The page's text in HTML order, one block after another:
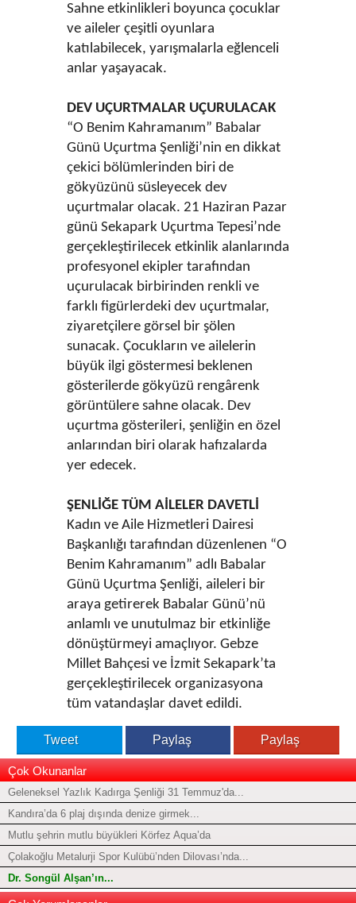
Sahne etkinlikleri boyunca çocuklar
ve aileler çeşitli oyunlara
katılabilecek, yarışmalarla eğlenceli
anlar yaşayacak.
DEV UÇURTMALAR UÇURULACAK
“O Benim Kahramanım” Babalar
Günü Uçurtma Şenliği’nin en dikkat
çekici bölümlerinden biri de
gökyüzünü süsleyecek dev
uçurtmalar olacak. 21 Haziran Pazar
günü Sekapark Uçurtma Tepesi’nde
gerçekleştirilecek etkinlik alanlarında
profesyonel ekipler tarafından
uçurulacak birbirinden renkli ve
farklı figürlerdeki dev uçurtmalar,
ziyaretçilere görsel bir şölen
sunacak. Çocukların ve ailelerin
büyük ilgi göstermesi beklenen
gösterilerde gökyüzü rengârenk
görüntülere sahne olacak. Dev
uçurtma gösterileri, şenliğin en özel
anlarından biri olarak hafızalarda
yer edecek.
ŞENLİĞE TÜM AİLELER DAVETLİ
Kadın ve Aile Hizmetleri Dairesi
Başkanlığı tarafından düzenlenen “O
Benim Kahramanım” adlı Babalar
Günü Uçurtma Şenliği, aileleri bir
araya getirerek Babalar Günü’nü
anlamlı ve unutulmaz bir etkinliğe
dönüştürmeyi amaçlıyor. Gebze
Millet Bahçesi ve İzmit Sekapark’ta
gerçekleştirilecek organizasyona
tüm vatandaşlar davet edildi.
Tweet Paylaş Paylaş
Çok Okunanlar
Geleneksel Yazlık Kadırga Şenliği 31 Temmuz'da...
Kandıra’da 6 plaj dışında denize girmek...
Mutlu şehrin mutlu büyükleri Körfez Aqua’da
Çolakoğlu Metalurji Spor Kulübü’nden Dilovası’nda...
Dr. Songül Alşan’ın...